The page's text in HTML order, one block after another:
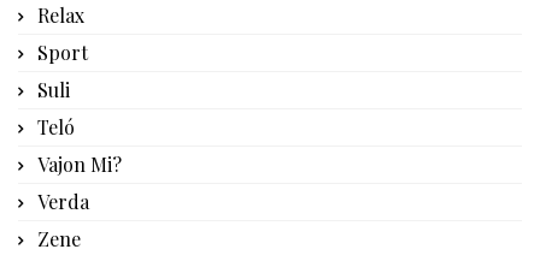
Relax
Sport
Suli
Teló
Vajon Mi?
Verda
Zene